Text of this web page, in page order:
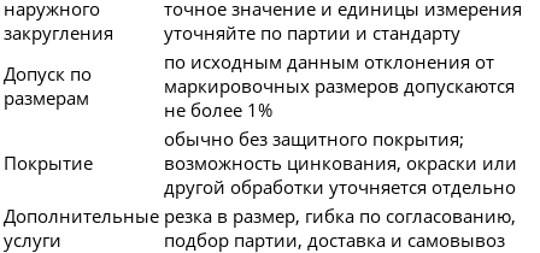
наружного
закругления
точное значение и единицы измерения
уточняйте по партии и стандарту
Допуск по
размерам
по исходным данным отклонения от
маркировочных размеров допускаются
не более 1%
Покрытие
обычно без защитного покрытия;
возможность цинкования, окраски или
другой обработки уточняется отдельно
Дополнительные
услуги
резка в размер, гибка по согласованию,
подбор партии, доставка и самовывоз